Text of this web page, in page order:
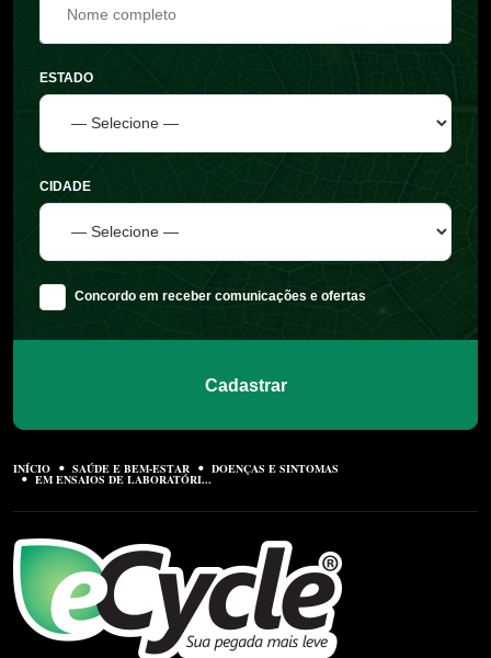
ESTADO
CIDADE
Concordo em receber comunicações e ofertas
Cadastrar
INÍCIO SAÚDE E BEM-ESTAR DOENÇAS E SINTOMAS
EM ENSAIOS DE LABORATÓRI...